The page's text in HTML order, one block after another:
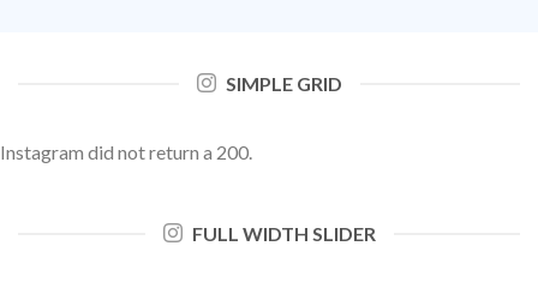
SIMPLE GRID
Instagram did not return a 200.
FULL WIDTH SLIDER